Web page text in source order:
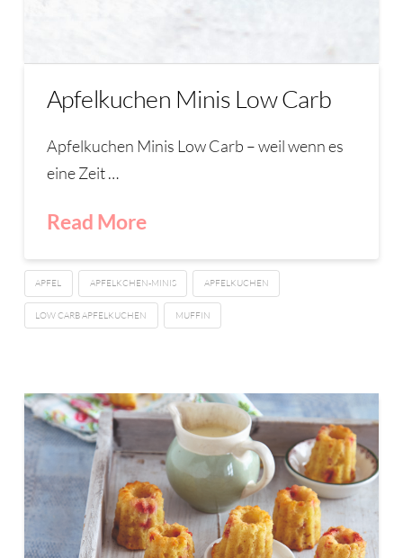
Apfelkuchen Minis Low Carb
Apfelkuchen Minis Low Carb – weil wenn es
eine Zeit …
Read More
APFEL APFELKCHEN-MINIS APFELKUCHEN
LOW CARB APFELKUCHEN MUFFIN